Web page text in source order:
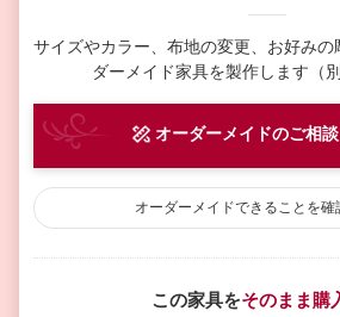
サイズやカラー、布地の変更、お好みの
ダーメイド家具を製作します（
オーダーメイドのご相
オーダーメイドできることを確
この家具をそのまま購